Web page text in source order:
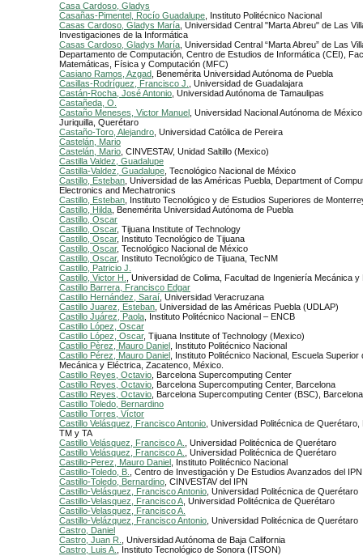
Casa Cardoso, Gladys
Casañas-Pimentel, Rocío Guadalupe , Instituto Politécnico Nacional
Casas Cardoso, Gladys María , Universidad Central "Marta Abreu" de Las
Investigaciones de la Informática
Casas Cardoso, Gladys María , Universidad Central “Marta Abreu” de Las
Departamento de Computación, Centro de Estudios de Informática (CEI),
Matemáticas, Física y Computación (MFC)
Casiano Ramos, Azgad , Benemérita Universidad Autónoma de Puebla
Casillas-Rodríguez, Francisco J.
, Universidad de Guadalajara
Castán-Rocha, José Antonio , Universidad Autónoma de Tamaulipas
Castañeda, O.
Castaño Meneses, Victor Manuel
, Universidad Nacional Autónoma de
Juriquilla, Querétaro
Castaño-Toro, Alejandro , Universidad Católica de Pereira
Castelán, Mario
Castelán, Mario , CINVESTAV, Unidad Saltillo (Mexico)
Castilla Valdez, Guadalupe
Castilla-Valdez, Guadalupe , Tecnológico Nacional de México
Castillo, Esteban , Universidad de las Américas Puebla, Department of
Electronics and Mechatronics
Castillo, Esteban , Instituto Tecnológico y de Estudios Superiores de
Castillo, Hilda , Benemérita Universidad Autónoma de Puebla
Castillo, Oscar
Castillo, Oscar, Tijuana Institute of Technology
Castillo, Oscar, Instituto Tecnológico de Tijuana
Castillo, Oscar, Tecnológico Nacional de México
Castillo, Oscar, Instituto Tecnológico de Tijuana, TecNM
Castillo, Patricio J.
Castillo, Victor H.
, Universidad de Colima, Facultad de Ingeniería Mecánica y
Castillo Barrera, Francisco Edgar
Castillo Hernández, Saraí , Universidad Veracruzana
Castillo Juarez, Esteban , Universidad de las Américas Puebla (UDLAP)
Castillo Juárez, Paola , Instituto Politécnico Nacional – ENCB
Castillo López, Oscar
Castillo López, Oscar, Tijuana Institute of Technology (Mexico)
Castillo Pèrez, Mauro Daniel
, Instituto Politécnico Nacional
Castillo Pérez, Mauro Daniel
, Instituto Politécnico Nacional, Escuela Superior
Mecánica y Eléctrica, Zacatenco, México.
Castillo Reyes, Octavio , Barcelona Supercomputing Center
Castillo Reyes, Octavio , Barcelona Supercomputing Center, Barcelona
Castillo Reyes, Octavio , Barcelona Supercomputing Center (BSC), Barcelona
Castillo Toledo, Bernardino
Castillo Torres, Víctor
Castillo Velásquez, Francisco Antonio , Universidad Politécnica de
TM y TA
Castillo Velásquez, Francisco A.
, Universidad Politécnica de Querétaro
Castillo Velásquez, Francisco A.
, Universidad Politécnica de Querétaro
Castillo-Perez, Mauro Daniel
, Instituto Politécnico Nacional
Castillo-Toledo, B.
, Centro de Investigación y De Estudios Avanzados del IPN
Castillo-Toledo, Bernardino , CINVESTAV del IPN
Castillo-Velásquez, Francisco Antonio , Universidad Politécnica de Querétaro
Castillo-Velasquez, Francisco A , Universidad Politécnica de Querétaro
Castillo-Velasquez, Francisco A.
Castillo-Velázquez, Francisco Antonio , Universidad Politécnica de Querétaro
Castro, Daniel
Castro, Juan R.
, Universidad Autónoma de Baja California
Castro, Luis A.
, Instituto Tecnológico de Sonora (ITSON)